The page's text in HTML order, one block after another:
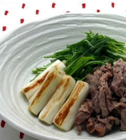
商品カテゴリ
酢
お酢ドリンク
みりん風・料理酒
新商品一覧
キャンペーン情報
ブランド・スペシャルサイト
ブランド・スペシャルサイト トップ
商品ブランドサイト
Fibee（ファイビー）
企業情報